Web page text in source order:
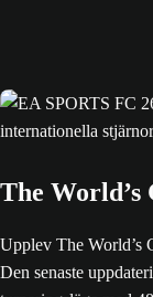
The World’s
Upplev The World’s
Den senaste